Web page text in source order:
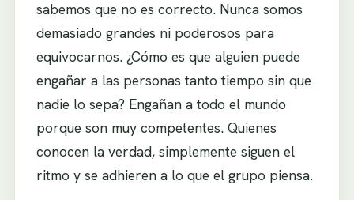
sabemos que no es correcto. Nunca somos
demasiado grandes ni poderosos para
equivocarnos. ¿Cómo es que alguien puede
engañar a las personas tanto tiempo sin que
nadie lo sepa? Engañan a todo el mundo
porque son muy competentes. Quienes
conocen la verdad, simplemente siguen el
ritmo y se adhieren a lo que el grupo piensa.